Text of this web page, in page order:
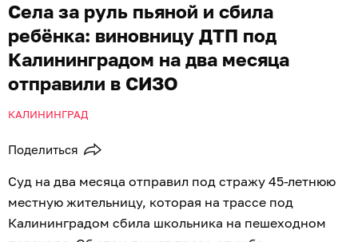
Села за руль пьяной и сбила
ребёнка: виновницу ДТП под
Калининградом на два месяца
отправили в СИЗО
КАЛИНИНГРАД
Поделиться
Суд на два месяца отправил под стражу 45-летнюю
местную жительницу, которая на трассе под
Калининградом сбила школьника на пешеходном